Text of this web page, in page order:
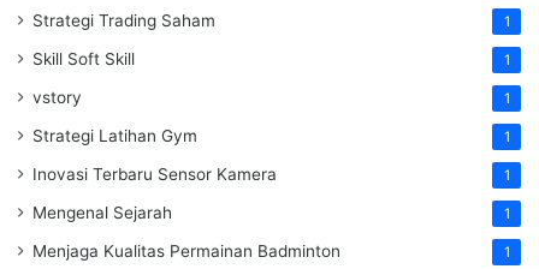
Strategi Trading Saham 1
Skill Soft Skill 1
vstory 1
Strategi Latihan Gym 1
Inovasi Terbaru Sensor Kamera 1
Mengenal Sejarah 1
Menjaga Kualitas Permainan Badminton 1